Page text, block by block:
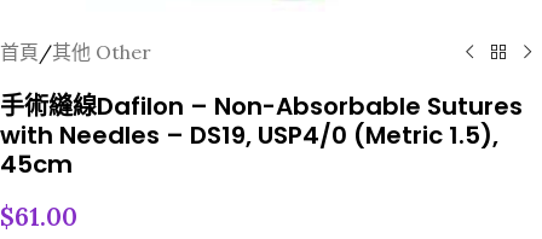
首頁 /其他 Other
手術縫線Dafilon – Non-Absorbable Sutures
with Needles – DS19, USP4/0 (Metric 1.5),
45cm
$61.00